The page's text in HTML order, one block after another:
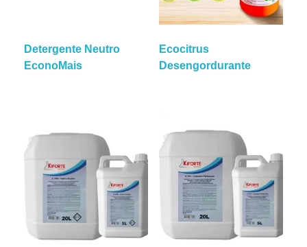
Detergente Neutro
EconoMais
Ecocitrus
Desengordurante